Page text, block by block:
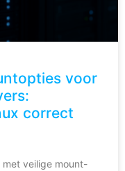
voor
correct
veilige mount-